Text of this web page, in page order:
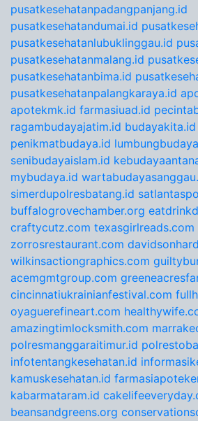
pusatkesehatanpadangpanjang.id
pusatkesehatandumai.id
pusatkesehatanlubuklinggau.id
pusatkesehatanmalang.id
pusatkesehatanbima.id
pusatkesehatanpalangkaraya.id
apotekmk.id farmasiuad.id
ragambudayajatim.id budayakita.id
penikmatbudaya.id
senibudayaislam.id
mybudaya.id
simerdupolresbatang.id
buffalogrovechamber.org
craftycutz.com texasgirlreads.com
zorrosrestaurant.com
wilkinsactiongraphics.com
acemgmtgroup.com
cincinnatiukrainianfestival.com
oyaguerefineart.com
amazingtimlocksmith.com
polresmanggaraitimur.id
infotentangkesehatan.id
kamuskesehatan.id
kabarmataram.id
beansandgreens.org